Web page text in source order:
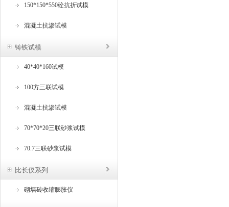
150*150*550砼抗折试模
混凝土抗渗试模
铸铁试模
40*40*160试模
100方三联试模
混凝土抗渗试模
70*70*20三联砂浆试模
70.7三联砂浆试模
比长仪系列
砌墙砖收缩膨胀仪